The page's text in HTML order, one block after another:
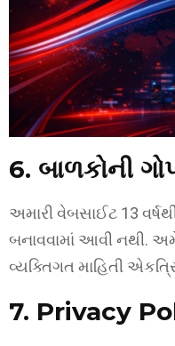
6. બાળકોની
અમારી વેબસાઈટ 13
બનાવવામાં આવી નથી.
વ્યક્તિગત માહિતી
7. Privacy